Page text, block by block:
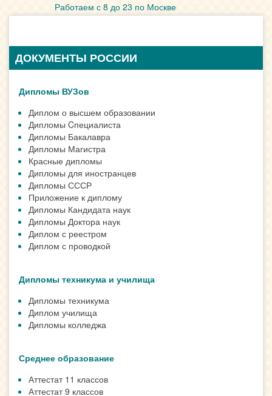
Работаем с 8 до 23 по Москве
ДОКУМЕНТЫ РОССИИ
Дипломы ВУЗов
Диплом о высшем образовании
Дипломы Cпециалиста
Дипломы Бакалавра
Дипломы Магистра
Красные дипломы
Дипломы для иностранцев
Дипломы СССР
Приложение к диплому
Дипломы Кандидата наук
Дипломы Доктора наук
Диплом с реестром
Диплом с проводкой
Дипломы техникума и училища
Дипломы техникума
Диплом училища
Дипломы колледжа
Среднее образование
Аттестат 11 классов
Аттестат 9 классов